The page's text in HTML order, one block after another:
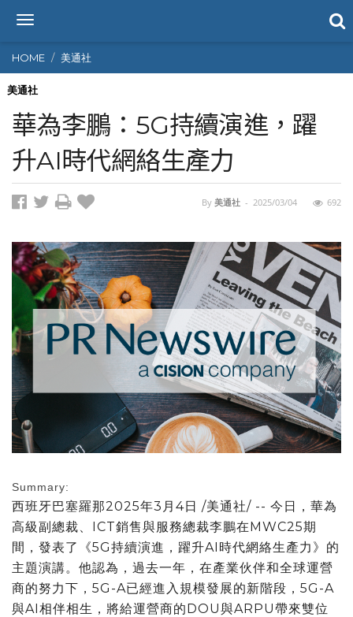
T
g
g
l
n
a
v
g
o
n
HOME 美通社
美通社
華為李鵬：5G持續演進，躍
升AI時代網絡生產力
By 美通社 - 2025/03/04 692
Summary:
西班牙巴塞羅那2025年3月4日 /美通社/ -- 今日，華為
高級副總裁、ICT銷售與服務總裁李鵬在MWC25期
間，發表了《5G持續演進，躍升AI時代網絡生產力》的
主題演講。他認為，過去一年，在產業伙伴和全球運營
商的努力下，5G-A已經進入規模發展的新階段，5G-A
與AI相伴相生，將給運營商的DOU與ARPU帶來雙位